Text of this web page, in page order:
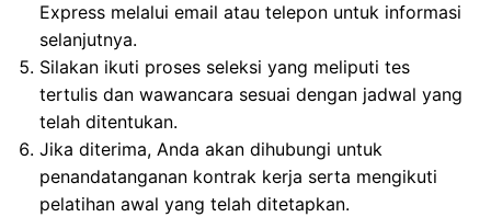
Express melalui email atau telepon untuk informasi
selanjutnya.
Silakan ikuti proses seleksi yang meliputi tes
tertulis dan wawancara sesuai dengan jadwal yang
telah ditentukan.
Jika diterima, Anda akan dihubungi untuk
penandatanganan kontrak kerja serta mengikuti
pelatihan awal yang telah ditetapkan.